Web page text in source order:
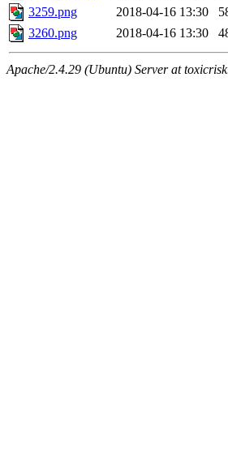
3259.png
2018-04-16 13:30
3260.png
2018-04-16 13:30
Apache/2.4.29 (Ubuntu) Server at